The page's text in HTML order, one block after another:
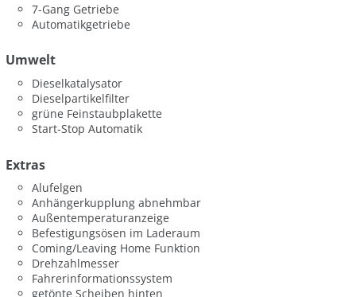
7-Gang Getriebe
Automatikgetriebe
Umwelt
Dieselkatalysator
Dieselpartikelfilter
grüne Feinstaubplakette
Start-Stop Automatik
Extras
Alufelgen
Anhängerkupplung abnehmbar
Außentemperaturanzeige
Befestigungsösen im Laderaum
Coming/Leaving Home Funktion
Drehzahlmesser
Fahrerinformationssystem
getönte Scheiben hinten